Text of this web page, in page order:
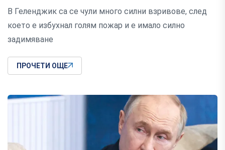
В Геленджик са се чули много силни взривове, след
което е избухнал голям пожар и е имало силно
задимяване
ПРОЧЕТИ ОЩЕ